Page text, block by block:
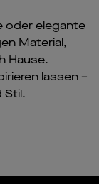
oder elegante
Material,
Hause.
lassen –
Stil.